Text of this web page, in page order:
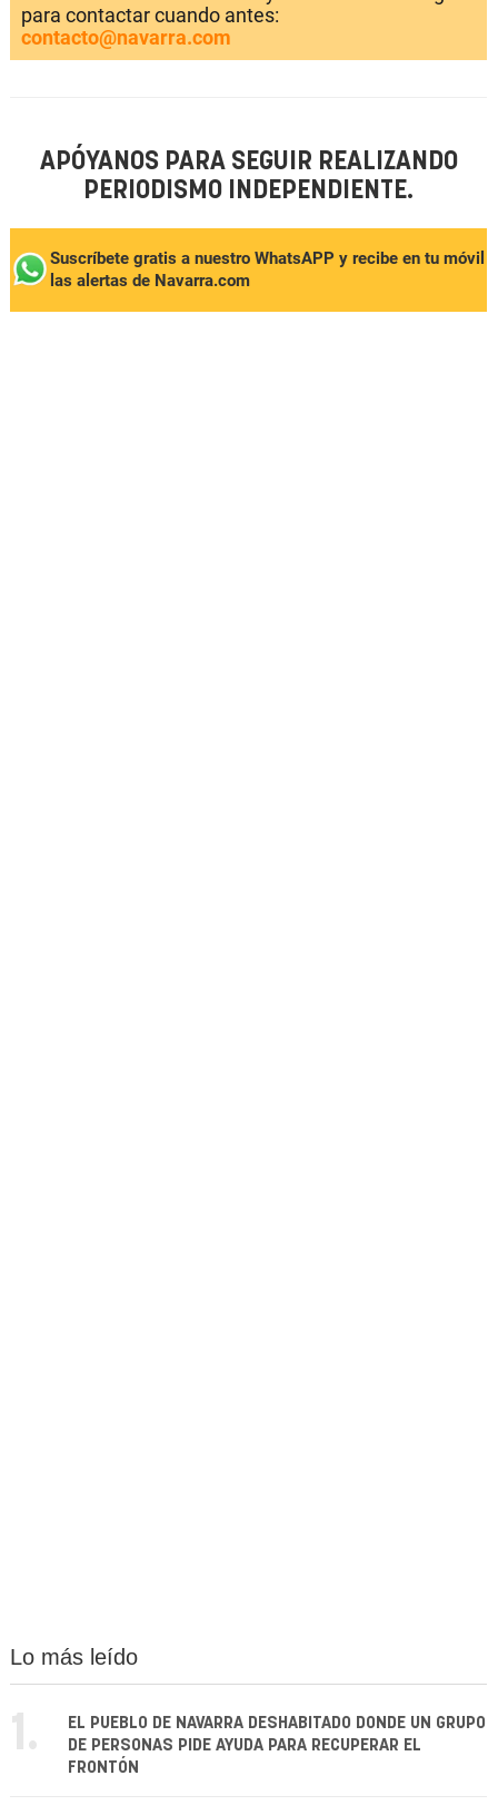
para contactar cuando antes:
contacto@navarra.com
APÓYANOS PARA SEGUIR REALIZANDO
PERIODISMO INDEPENDIENTE.
Suscríbete gratis a nuestro WhatsAPP y recibe en tu móvil
las alertas de Navarra.com
Lo más leído
1.
EL PUEBLO DE NAVARRA DESHABITADO DONDE UN GRUPO
DE PERSONAS PIDE AYUDA PARA RECUPERAR EL
FRONTÓN